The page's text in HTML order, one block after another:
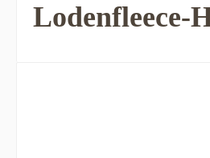
Lodenfleece-